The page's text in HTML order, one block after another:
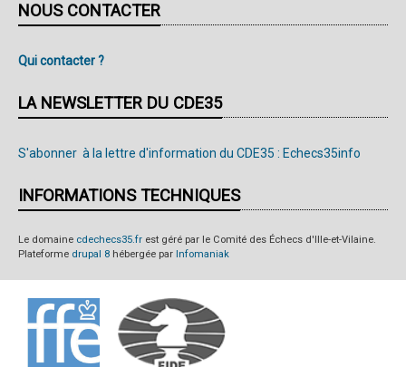
NOUS CONTACTER
Qui contacter ?
LA NEWSLETTER DU CDE35
S'abonner à la lettre d'information du CDE35 : Echecs35info
INFORMATIONS TECHNIQUES
Le domaine cdechecs35.fr est géré par le Comité des Échecs d'Ille-et-Vilaine.
Plateforme drupal 8 hébergée par Infomaniak